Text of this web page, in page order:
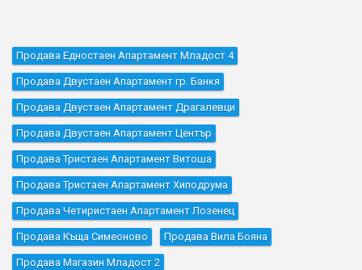
Продава Едностаен Апартамент Младост 4
Продава Двустаен Апартамент гр. Банкя
Продава Двустаен Апартамент Драгалевци
Продава Двустаен Апартамент Център
Продава Тристаен Апартамент Витоша
Продава Тристаен Апартамент Хиподрума
Продава Четиристаен Апартамент Лозенец
Продава Къщa Симеоново Продава Вила Бояна
Продава Магазин Младост 2